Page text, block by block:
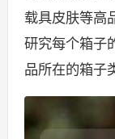
载具皮肤等高
研究每个箱子
品所在的箱子